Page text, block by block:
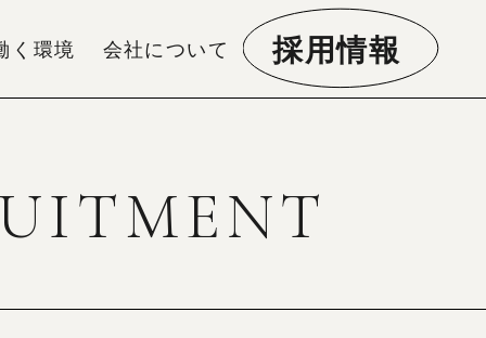
く環境 会社について 採用情報